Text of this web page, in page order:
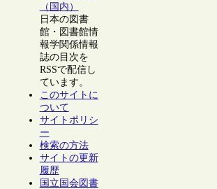
（国内）
日本の図書
館・図書館情
報学関係情報
誌の目次を
RSSで配信し
ています。
このサイトに
ついて
サイトポリシ
ー
検索の方法
サイトの更新
履歴
国立国会図書